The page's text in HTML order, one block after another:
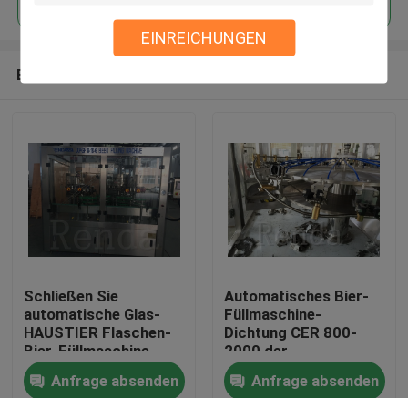
EINREICHUNGEN
Empfohlene Produkte
Schließen Sie
automatische Glas-
HAUSTIER Flaschen-
Bier-Füllmaschine-
Fertigungsstraße-
isobaren Druck ab
Anfrage absenden
Automatisches Bier-
Füllmaschine-
Dichtung CER 800-
2000 der
Glasflaschen-
CGFD12-12-6 füllend
Anfrage absenden